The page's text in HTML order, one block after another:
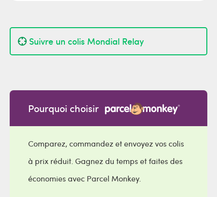
Suivre un colis Mondial Relay
Pourquoi choisir
Comparez, commandez et envoyez vos colis
à prix réduit. Gagnez du temps et faites des
économies avec Parcel Monkey.